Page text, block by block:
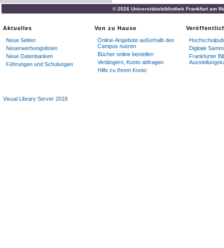
© 2026 Universitätsbibliothek Frankfurt am
Aktuelles
Neue Seiten
Neuerwerbungslisten
Neue Datenbanken
Führungen und Schulungen
Von zu Hause
Online-Angebote außerhalb des
Campus nutzen
Bücher online bestellen
Verlängern, Konto abfragen
Hilfe zu Ihrem Konto
Digitale
Frankfurter
Visual Library Server 2018